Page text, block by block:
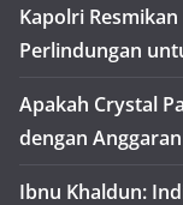
Kapolri
Perlindungan
Apakah Crystal
dengan
Ibnu Khaldun: